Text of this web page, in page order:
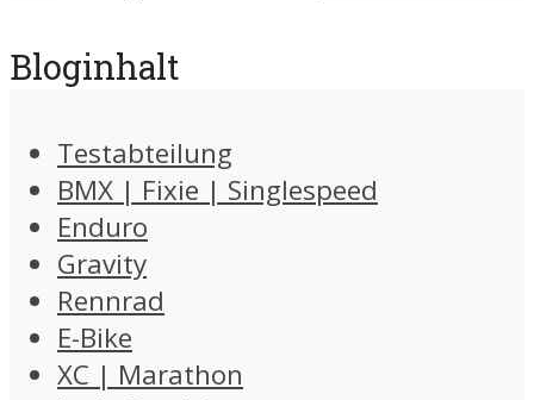
Bloginhalt
Testabteilung
BMX | Fixie | Singlespeed
Enduro
Gravity
Rennrad
E-Bike
XC | Marathon